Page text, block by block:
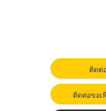
ติดต่
ติดต่อขอเ